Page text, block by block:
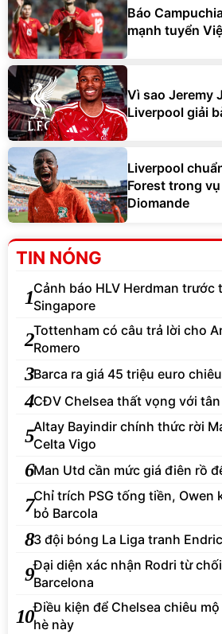
Báo
mạnh tuyển
Vì sao Jeremy
Liverpool giải
Liverpool
Forest trong
Diomande
TIN NÓNG
1Cảnh báo HLV Herdman trước
Singapore
2Tottenham có câu trả lời cho
Romero
3Barca ra giá 45 triệu euro
4CĐV Chelsea thất vọng với
5Altay Bayindir chính thức rời
Celta Vigo
6Man Utd cần mức giá điên rồ
7Chỉ trích PSG tống tiền, Owen
bỏ Barcola
83 đội bóng La Liga tranh
9Đại diện xác nhận Rodri từ
Barcelona
10Điều kiện để Chelsea chiêu
hè này